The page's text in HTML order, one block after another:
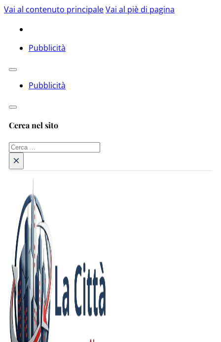
Vai al contenuto principaleVai al piè di pagina
Pubblicità
Pubblicità
Cerca nel sito
Cerca
×